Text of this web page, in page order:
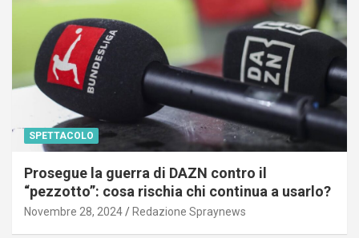
SPETTACOLO
Prosegue la guerra di DAZN contro il
“pezzotto”: cosa rischia chi continua a usarlo?
Novembre 28, 2024 Redazione Spraynews